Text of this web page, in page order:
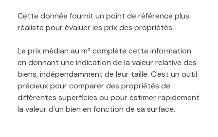
Cette donnée fournit un point de référence plus
réaliste pour évaluer les prix des propriétés.
Le prix médian au m² complète cette information
en donnant une indication de la valeur relative des
biens, indépendamment de leur taille. C'est un outil
précieux pour comparer des propriétés de
différentes superficies ou pour estimer rapidement
la valeur d'un bien en fonction de sa surface.